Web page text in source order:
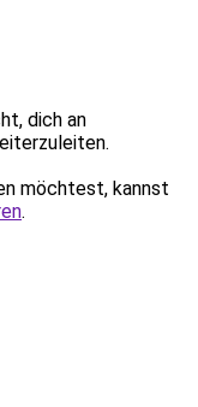
dich an
möchtest, kannst
.